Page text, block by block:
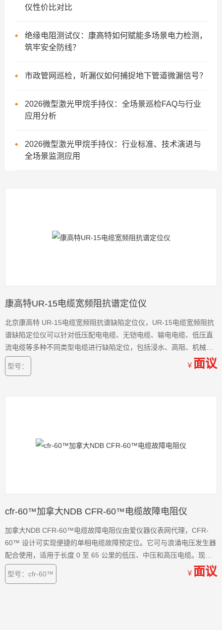
仪性价比对比
绝缘电阻测试仪：康高特如何赋能多场景电力检测，
筑牢安全防线？
市政管网巡检，听漏仪如何捕捉地下管道微漏信号？
2026微型激光甲烷手持仪：全场景巡检FAQ与行业
应用分析
2026微型激光甲烷手持仪：行业标准、技术演进与
全场景监测应用
康高特UR-15电缆宽频阻抗谱定位仪
北京康高特 UR-15电缆宽频阻抗谱缺陷定位仪，UR-15电缆宽频阻抗
谱缺陷定位仪可以针对低压配电电缆、无铠电缆、输电电缆、低压直
流电缆等多种不同类型电缆进行缺陷定位，包括浸水、高阻、机械损
伤、局部老化、断路、短路等。康高特UR-15电缆宽频阻抗谱定位仪
现在热卖中，如需购买，可通过爱仪器仪表的客服热线联系我们！
型号： ￥ 面议
cfr-60™加拿大NDB CFR-60™电缆故障电阻仪
加拿大NDB CFR-60™电缆故障电阻仪由爱仪器仪表网代理，CFR-
60™ 设计可实现便捷的单相电缆故障预定位。它可与浪涌电压发生器
配合使用，适用于长度 0 至 65 公里的低压、中压和高压电缆。现在
热卖中，如需购买，可通过ai1718的客服热线联系我们!
型号：cfr-60™
￥ 面议